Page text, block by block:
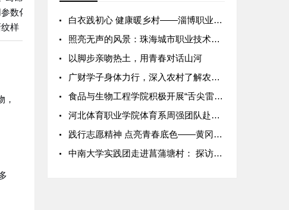
数化设计生成符合传统骨式
样
，
白衣践初心 健康暖乡村——淄博职业学院护理学院“三下乡”社会
照亮无声的风景：珠海城市职业技术学院旅游管理专业学生手语导览
以脚步亲吻热土，用青春对话山河
广财学子身体力行，深入农村了解农村土地实况热点
食品与生物工程学院积极开展“舌尖雷锋行，守住‘食’话权”志愿
河北体育职业学院体育系周强团队赴乡村小学开展青少年体能训练与
践行志愿精神 点亮青春底色——黄冈职业技术学院2026年志愿
中南大学实践团走进菖蒲塘村： 探访废弃地 “变身” 增收园，